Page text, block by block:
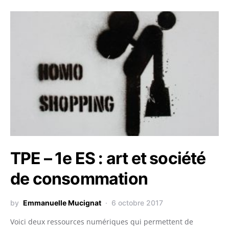
TPE – 1e ES : art et société
de consommation
by Emmanuelle Mucignat 6 octobre 2017
Voici deux ressources numériques qui permettent de